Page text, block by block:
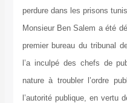
perdure dans les prisons
Monsieur Ben Salem a été
premier bureau du tribunal
l’a inculpé des chefs de
nature à troubler l’ordre
l’autorité publique, en vertu